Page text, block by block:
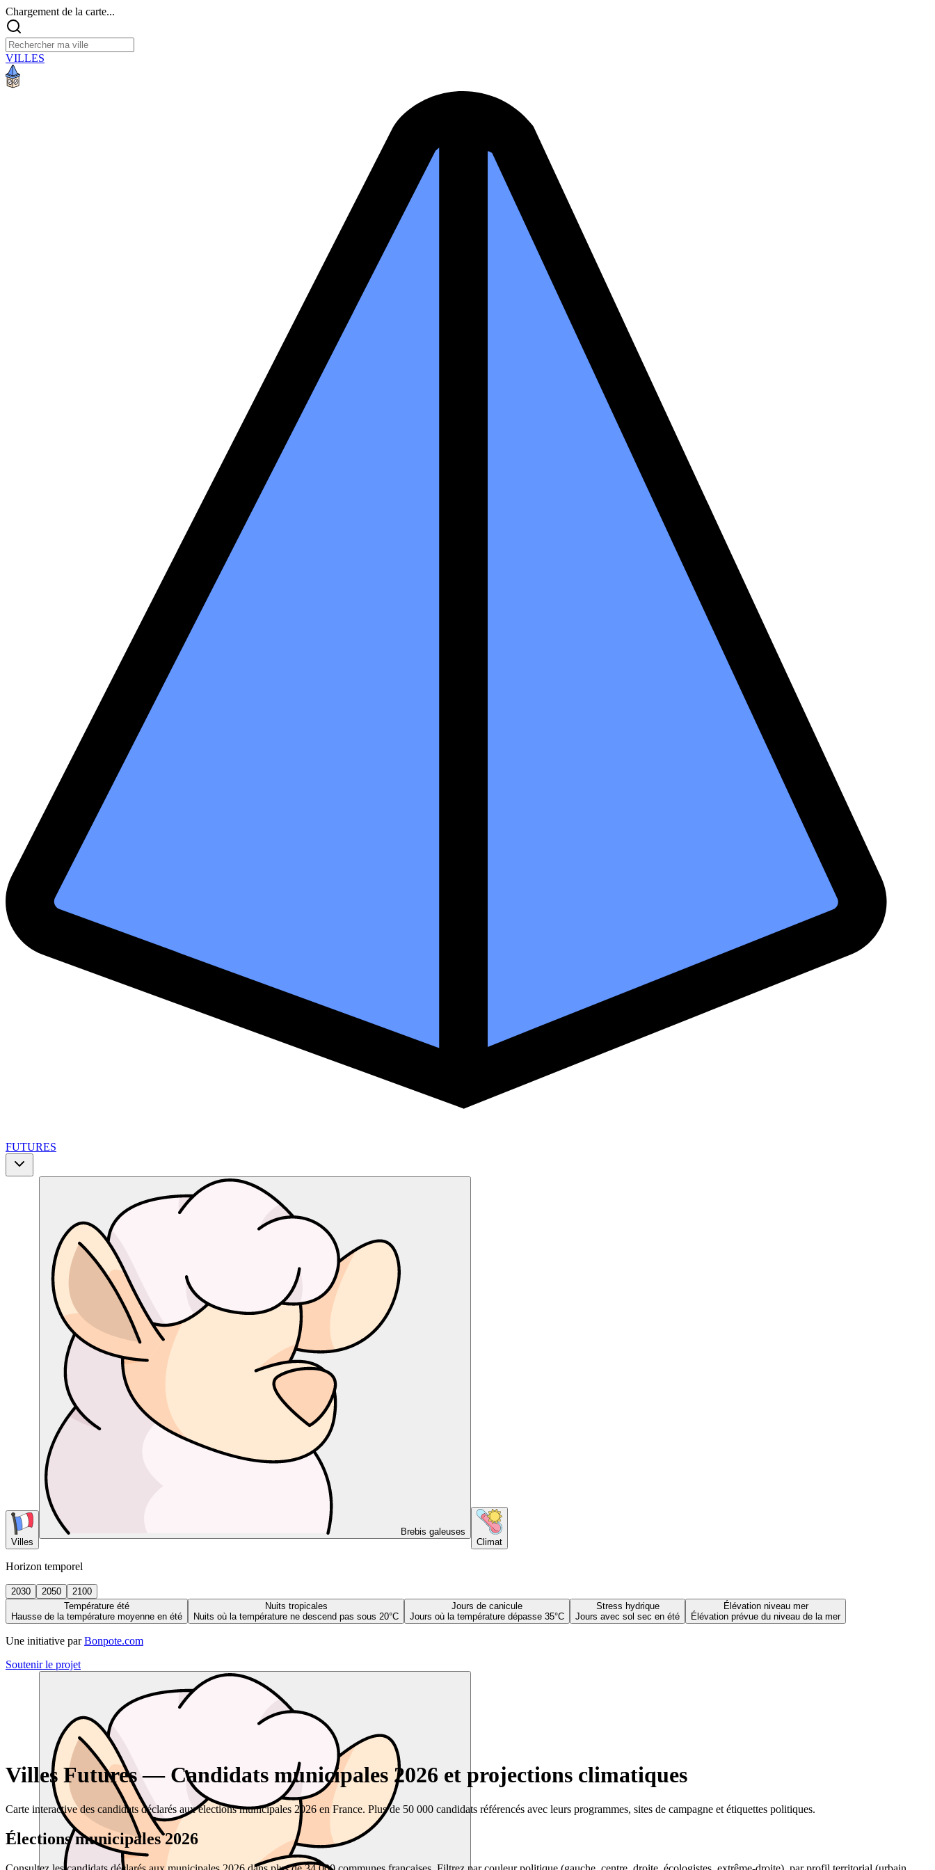
Chargement de la carte...
VILLES
FUTURES
Villes
Brebis galeuses
Climat
Horizon temporel
2030 2050
2100
Température été
Hausse de la température moyenne en été
Nuits tropicales
Nuits où la température ne descend pas sous 20°C
Jours de canicule
Jours où la température dépasse 35°C
Stress hydrique
Jours avec sol sec en été
Élévation niveau mer
Élévation prévue du niveau de la mer
Une initiative par Bonpote.com
Soutenir le projet
Villes Futures — Candidats municipales 2026 et projections climatiques
Carte interactive des candidats déclarés aux élections municipales 2026 en France. Plus de 50 000 candidats référencés avec leurs programmes, sites de campagne et étiquettes politiques.
Élections municipales 2026